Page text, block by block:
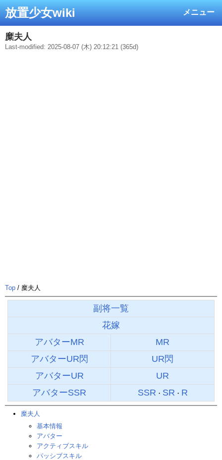
メニュー
放置少女wiki
糜夫人
Last-modified: 2025-08-07 (木) 20:12:21 (365d)
Top / 糜夫人
副将一覧
花嫁
アバターMR
MR
アバターUR閃
UR閃
アバターUR
UR
アバターSSR
SSR ・ SR ・ R
糜夫人
基本情報
アバター
アクティブスキル
パッシブスキル